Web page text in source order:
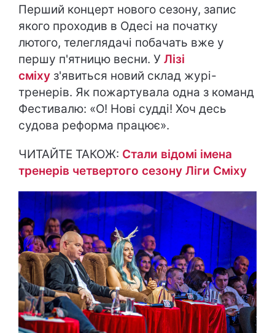
Перший концерт нового сезону, запис
якого проходив в Одесі на початку
лютого, телеглядачі побачать вже у
першу п'ятницю весни. У Лізі
сміху з'явиться новий склад журі-
тренерів. Як пожартувала одна з команд
Фестивалю: «О! Нові судді! Хоч десь
судова реформа працює».
ЧИТАЙТЕ ТАКОЖ: Стали відомі імена
тренерів четвертого сезону Ліги Сміху